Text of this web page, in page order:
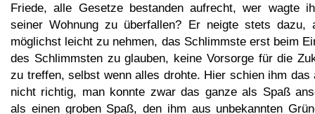
Friede, alle Gesetze bestanden aufrecht, wer wagte
seiner Wohnung zu überfallen? Er neigte stets dazu,
möglichst leicht zu nehmen, das Schlimmste erst beim
des Schlimmsten zu glauben, keine Vorsorge für die
zu treffen, selbst wenn alles drohte. Hier schien ihm das
nicht richtig, man konnte zwar das ganze als Spaß
als einen groben Spaß, den ihm aus unbekannten